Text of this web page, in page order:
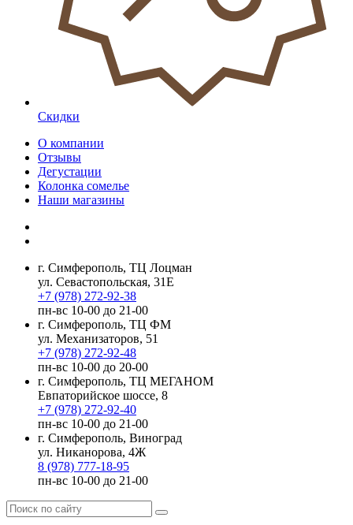
Скидки
О компании
Отзывы
Дегустации
Колонка сомелье
Наши магазины
г. Симферополь, ТЦ Лоцман
ул. Севастопольская, 31Е
+7 (978) 272-92-38
пн-вс 10-00 до 21-00
г. Симферополь, ТЦ ФМ
ул. Механизаторов, 51
+7 (978) 272-92-48
пн-вс 10-00 до 20-00
г. Симферополь, ТЦ МЕГАНОМ
Евпаторийское шоссе, 8
+7 (978) 272-92-40
пн-вс 10-00 до 21-00
г. Симферополь, Виноград
ул. Никанорова, 4Ж
8 (978) 777-18-95
пн-вс 10-00 до 21-00